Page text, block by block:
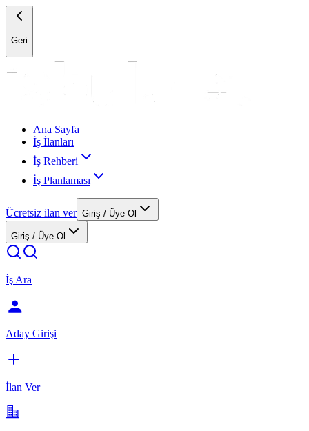
Geri
Ana Sayfa
İş İlanları
İş Rehberi
İş Planlaması
Ücretsiz ilan ver Giriş / Üye Ol
Giriş / Üye Ol
İş Ara
Aday Girişi
İlan Ver